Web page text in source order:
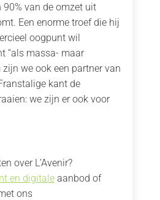
van de omzet uit
Een enorme troef die hij
oogpunt wil
“als massa- maar
we ook een partner van
kant de
we zijn er ook voor
over L’Avenir?
en digitaleaanbod of
ons